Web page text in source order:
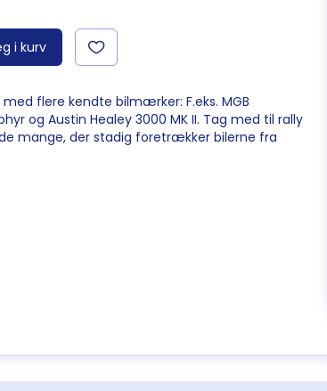
i kurv
flere kendte bilmærker: F.eks. MGB
og Austin Healey 3000 MK II. Tag med til rally
mange, der stadig foretrækker bilerne fra